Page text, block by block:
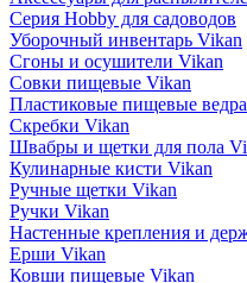
Серия Hobby для садоводов
Уборочный инвентарь Vikan
Сгоны и осушители Vikan
Совки пищевые Vikan
Пластиковые пищевые
Скребки Vikan
Швабры и щетки для пола
Кулинарные кисти Vikan
Ручные щетки Vikan
Ручки Vikan
Настенные крепления и
Ерши Vikan
Ковши пищевые Vikan